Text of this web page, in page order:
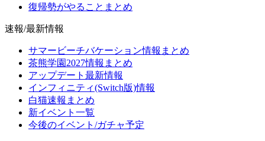
復帰勢がやることまとめ
速報/最新情報
サマービーチバケーション情報まとめ
茶熊学園2027情報まとめ
アップデート最新情報
インフィニティ(Switch版)情報
白猫速報まとめ
新イベント一覧
今後のイベント/ガチャ予定